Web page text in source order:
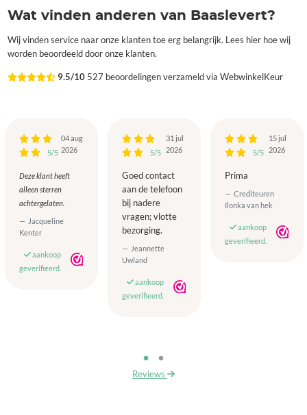
Wat vinden anderen van Baaslevert?
Wij vinden service naar onze klanten toe erg belangrijk. Lees hier hoe wij
worden beoordeeld door onze klanten.
9.5/10 527 beoordelingen verzameld via WebwinkelKeur
5/5
04 aug
2026
Deze klant heeft
alleen sterren
achtergelaten.
Jacqueline
Kenter
aankoop
geverifieerd.
5/5
31 jul
2026
Goed contact
aan de telefoon
bij nadere
vragen; vlotte
bezorging.
Jeannette
Uwland
aankoop
geverifieerd.
5/5
15 jul
2026
Prima
Crediteuren
Ilonka van hek
aankoop
geverifieerd.
Reviews